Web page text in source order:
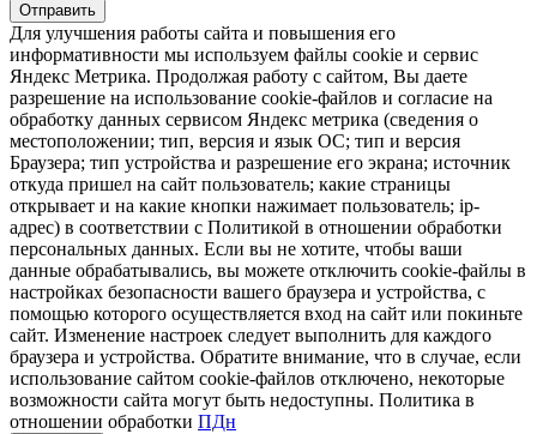
Отправить
Для улучшения работы сайта и повышения его
информативности мы используем файлы cookie и сервис
Яндекс Метрика. Продолжая работу с сайтом, Вы даете
разрешение на использование cookie-файлов и согласие на
обработку данных сервисом Яндекс метрика (сведения о
местоположении; тип, версия и язык ОС; тип и версия
Браузера; тип устройства и разрешение его экрана; источник
откуда пришел на сайт пользователь; какие страницы
открывает и на какие кнопки нажимает пользователь; ip-
адрес) в соответствии с Политикой в отношении обработки
персональных данных. Если вы не хотите, чтобы ваши
данные обрабатывались, вы можете отключить cookie-файлы в
настройках безопасности вашего браузера и устройства, с
помощью которого осуществляется вход на сайт или покиньте
сайт. Изменение настроек следует выполнить для каждого
браузера и устройства. Обратите внимание, что в случае, если
использование сайтом cookie-файлов отключено, некоторые
возможности сайта могут быть недоступны. Политика в
отношении обработки ПДн